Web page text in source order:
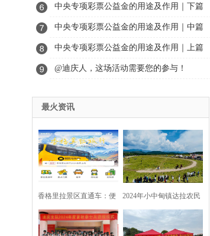
中央专项彩票公益金的用途及作用｜下篇
中央专项彩票公益金的用途及作用｜中篇
中央专项彩票公益金的用途及作用｜上篇
@迪庆人，这场活动需要您的参与！
最火资讯
香格里拉景区直通车：便
捷出行，一站直达美景
2024年小中甸镇达拉农民
丰收节在团结村吉达木草